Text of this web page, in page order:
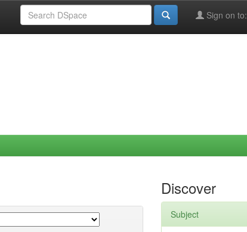
Sign on to:
Discover
Subject